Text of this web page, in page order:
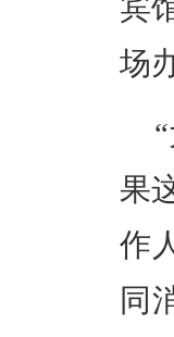
宾
场
果
作
同